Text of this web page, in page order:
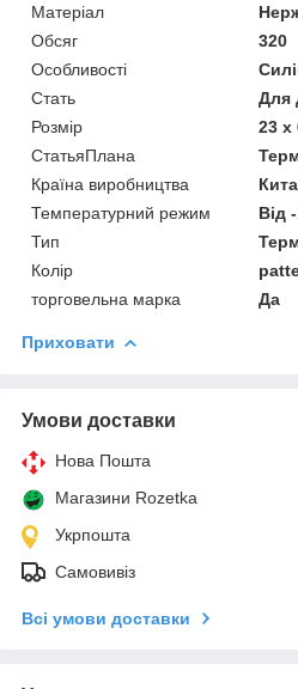
Матеріал
Обсяг
320
Особливості
Стать
Для
Розмір
23 х
СтатьяПлана
Країна виробництва
Температурний режим
Від
Тип
Колір
торговельна марка
Да
Приховати
Умови доставки
Нова Пошта
Магазини Rozetka
Укрпошта
Самовивіз
Всі умови доставки